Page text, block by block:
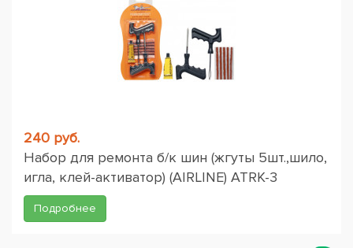
240 руб.
Набор для ремонта б/к шин (жгуты 5шт.,шило,
игла, клей-активатор) (AIRLINE) ATRK-3
Подробнее